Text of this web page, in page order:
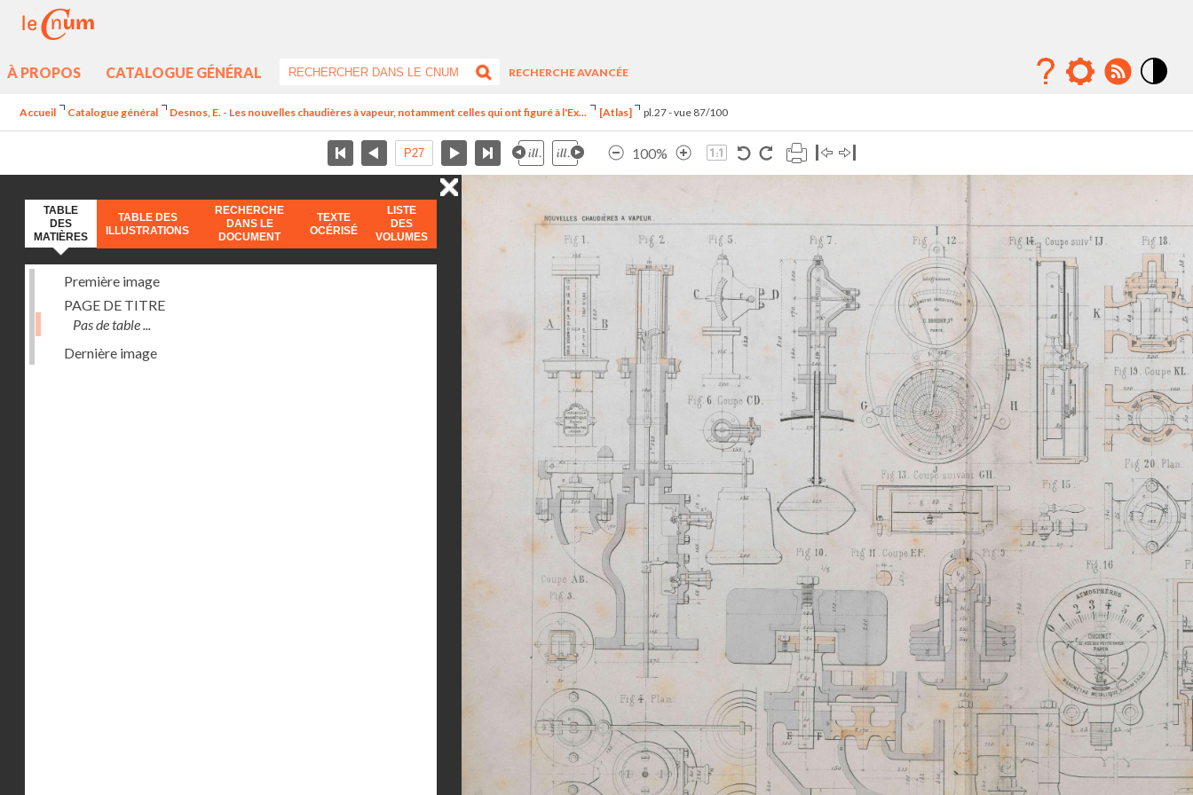
À PROPOS CATALOGUE GÉNÉRAL
RECHERCHE AVANCÉE
Accueil Catalogue général Desnos, E. - Les nouvelles chaudières à vapeur, notamment celles qui ont figuré à l'Ex... [Atlas] pl.27 - vue 87/100
100%
TABLE
DES
MATIÈRES
TABLE DES
ILLUSTRATIONS
RECHERCHE
DANS LE
DOCUMENT
TEXTE
OCÉRISÉ
LISTE
DES
VOLUMES
Première image
PAGE DE TITRE
Pas de table ...
Dernière image